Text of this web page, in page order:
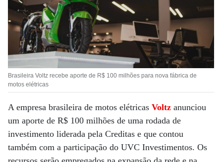
Brasileira Voltz recebe aporte de R$ 100 milhões para nova fábrica de
motos elétricas
A empresa brasileira de motos elétricas Voltz anunciou
um aporte de R$ 100 milhões de uma rodada de
investimento liderada pela Creditas e que contou
também com a participação do UVC Investimentos. Os